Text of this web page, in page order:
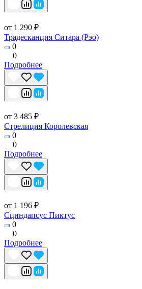
от 1 290 ₽
Традесканция Ситара (Рэо)
0
0
Подробнее
от 3 485 ₽
Стрелиция Королевская
0
0
Подробнее
от 1 196 ₽
Сциндапсус Пиктус
0
0
Подробнее